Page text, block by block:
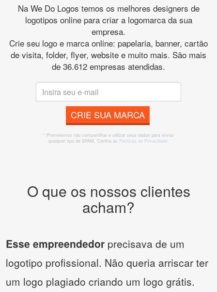
Na We Do Logos temos os melhores designers de
logotipos online para criar a logomarca da sua
empresa.
Crie seu logo e marca online: papelaria, banner, cartão
de visita, folder, flyer, website e muito mais. São mais
de 36.612 empresas atendidas.
CRIE SUA MARCA
* Prometemos não compartilhar e utilizar seus dados para enviar
qualquer tipo de SPAM. Confira as Políticas de Privacidade.
O que os nossos clientes
acham?
Esse empreendedor precisava de um
logotipo profissional. Não queria arriscar ter
um logo plagiado criando um logo grátis.